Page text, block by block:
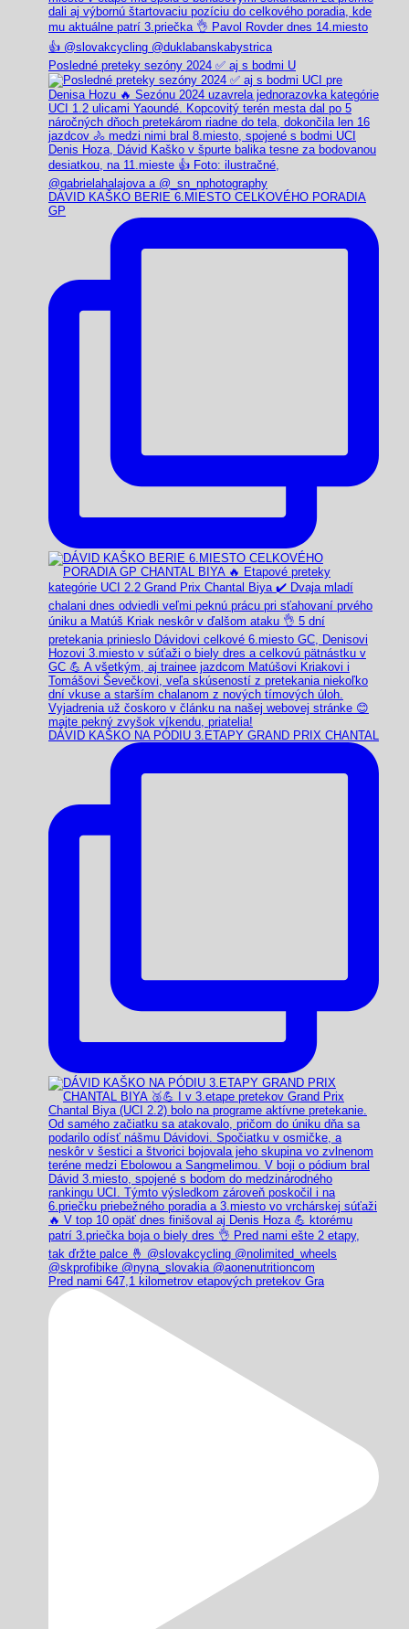
Posledné preteky sezóny 2024 ✅️ aj s bodmi U
DÁVID KAŠKO BERIE 6.MIESTO CELKOVÉHO PORADIA
GP
DÁVID KAŠKO NA PÓDIU 3.ETAPY GRAND PRIX CHANTAL
Pred nami 647,1 kilometrov etapových pretekov Gra